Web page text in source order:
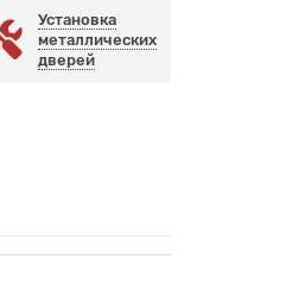
Установка
металлических
дверей